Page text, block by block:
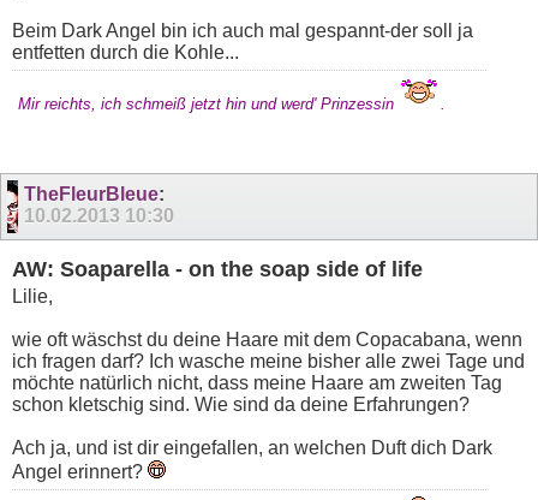
Beim Dark Angel bin ich auch mal gespannt-der soll ja
entfetten durch die Kohle...
Mir reichts, ich schmeiß jetzt hin und werd' Prinzessin .
TheFleurBleue:
10.02.2013 10:30
AW: Soaparella - on the soap side of life
Lilie,
wie oft wäschst du deine Haare mit dem Copacabana, wenn
ich fragen darf? Ich wasche meine bisher alle zwei Tage und
möchte natürlich nicht, dass meine Haare am zweiten Tag
schon kletschig sind. Wie sind da deine Erfahrungen?
Ach ja, und ist dir eingefallen, an welchen Duft dich Dark
Angel erinnert?